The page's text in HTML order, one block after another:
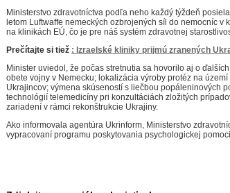
Ministerstvo zdravotníctva podľa neho každý týždeň
letom Luftwaffe nemeckých ozbrojených síl do nemocníc v
na klinikách EÚ, čo je pre náš systém zdravotnej
Prečítajte si tiež : Izraelské kliniky prijmú zranených
Minister uviedol, že počas stretnutia sa hovorilo aj o
obete vojny v Nemecku; lokalizácia výroby protéz na
Ukrajincov; výmena skúseností s liečbou popáleninových
technológií telemedicíny pri konzultáciách zložitých
zariadení v rámci rekonštrukcie Ukrajiny.
Ako informovala agentúra Ukrinform, Ministerstvo
vypracovaní programu poskytovania psychologickej